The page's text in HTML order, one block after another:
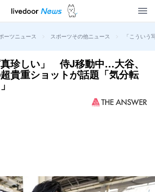
ーツニュース > スポーツその他ニュース > 「こうい
真珍しい」 侍J移動中…大谷、
貴重ショットが話題「気分転